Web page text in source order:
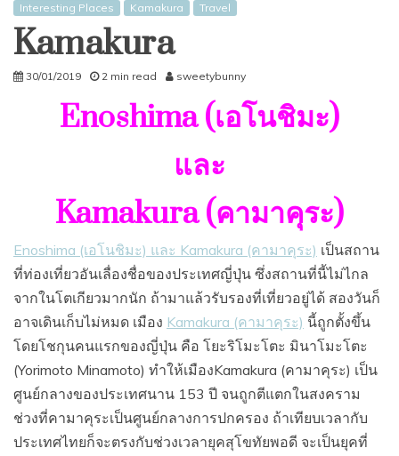
Interesting Places
Kamakura Travel
Kamakura
30/01/2019 2 min read sweetybunny
Enoshima(เอโนชิมะ)
และ
Kamakura (คามาคุระ)
Enoshima (เอโนชิมะ) และ Kamakura (คามาคุระ) เป็นสถาน
ที่ท่องเที่ยวอันเลื่องชื่อของประเทศญี่ปุ่น ซึ่งสถานที่นี้ไม่ไกล
จากในโตเกียวมากนัก ถ้ามาแล้วรับรองที่เที่ยวอยู่ได้ สองวันก็
อาจเดินเก็บไม่หมด เมือง Kamakura (คามาคุระ) นี้ถูกตั้งขึ้น
โดยโชกุนคนแรกของญี่ปุ่น คือ โยะริโมะโตะ มินาโมะโตะ
(Yorimoto Minamoto) ทำให้เมืองKamakura (คามาคุระ) เป็น
ศูนย์กลางของประเทศนาน 153 ปี จนถูกตีแตกในสงคราม
ช่วงที่คามาคุระเป็นศูนย์กลางการปกครอง ถ้าเทียบเวลากับ
ประเทศไทยก็จะตรงกับช่วงเวลายุคสุโขทัยพอดี จะเป็นยุคที่